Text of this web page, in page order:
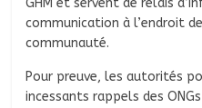
GHM et servent de relais
communication à l’endroit
communauté.
Pour preuve, les autorités
incessants rappels des